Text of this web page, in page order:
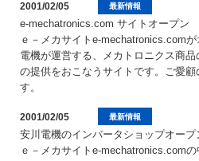
最新情報
2001/02/05
e-mechatronics.com サイトオープン
ｅ－メカサイトe-mechatronics.com
電機が運営する、メカトロニクス商
の提供をおこなうサイトです。ご愛
す。
最新情報
2001/02/05
安川電機のインバータショップオープ
ｅ－メカサイトe-mechatronics.com